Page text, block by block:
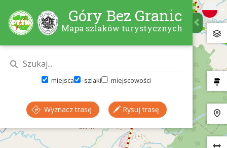
Góry Bez Granic
Mapa szlaków turystycznych
miejsca szlaki miejscowości
Wyznacz trasę Rysuj trasę